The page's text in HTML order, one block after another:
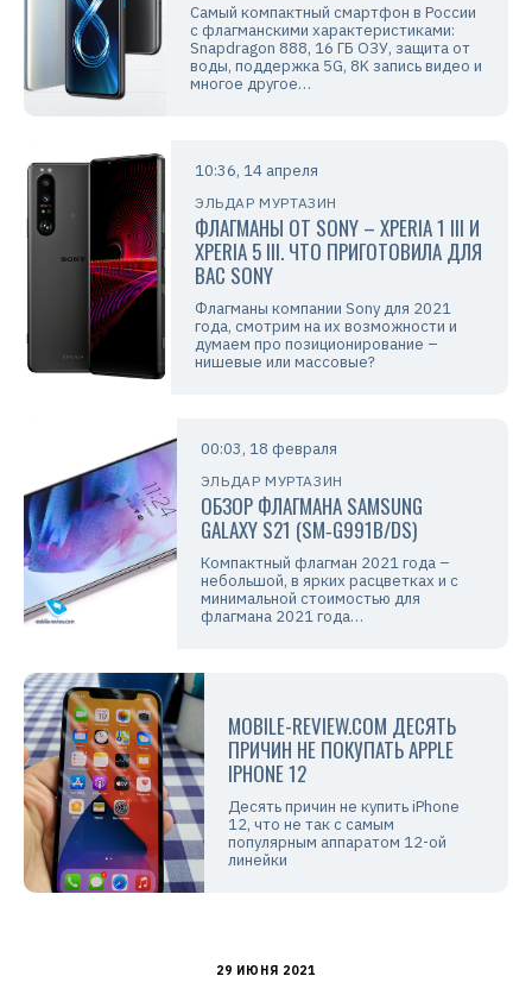
Самый компактный смартфон в России
с флагманскими характеристиками:
Snapdragon 888, 16 ГБ ОЗУ, защита от
воды, поддержка 5G, 8K запись видео и
многое другое…
10:36, 14 апреля
ЭЛЬДАР МУРТАЗИН
ФЛАГМАНЫ ОТ SONY – XPERIA 1 III И
XPERIA 5 III. ЧТО ПРИГОТОВИЛА ДЛЯ
ВАС SONY
Флагманы компании Sony для 2021
года, смотрим на их возможности и
думаем про позиционирование –
нишевые или массовые?
00:03, 18 февраля
ЭЛЬДАР МУРТАЗИН
ОБЗОР ФЛАГМАНА SAMSUNG
GALAXY S21 (SM‑G991B/DS)
Компактный флагман 2021 года –
небольшой, в ярких расцветках и с
минимальной стоимостью для
флагмана 2021 года…
MOBILE-REVIEW.COM ДЕСЯТЬ
ПРИЧИН НЕ ПОКУПАТЬ APPLE
IPHONE 12
Десять причин не купить iPhone
12, что не так с самым
популярным аппаратом 12-ой
линейки
29 ИЮНЯ 2021